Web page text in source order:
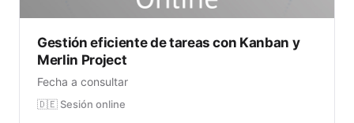
Gestión eficiente de tareas con Kanban y
Merlin Project
Fecha a consultar
🇩🇪 Sesión online